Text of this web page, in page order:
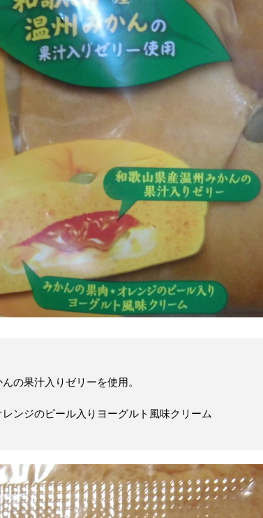
の果汁入りゼリーを使用。
ンジのピール入りヨーグルト風味クリーム